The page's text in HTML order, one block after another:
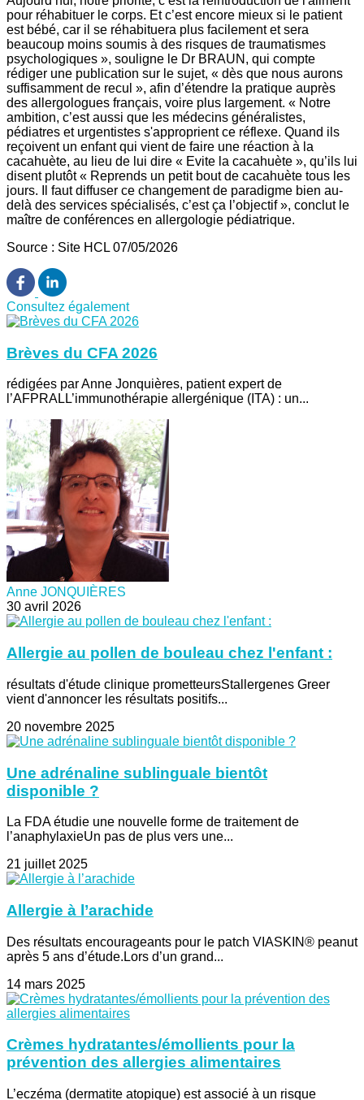
pour réhabituer le corps. Et c’est encore mieux si le patient
est bébé, car il se réhabituera plus facilement et sera
beaucoup moins soumis à des risques de traumatismes
psychologiques », souligne le Dr BRAUN, qui compte
rédiger une publication sur le sujet, « dès que nous aurons
suffisamment de recul », afin d’étendre la pratique auprès
des allergologues français, voire plus largement. « Notre
ambition, c’est aussi que les médecins généralistes,
pédiatres et urgentistes s'approprient ce réflexe. Quand ils
reçoivent un enfant qui vient de faire une réaction à la
cacahuète, au lieu de lui dire « Evite la cacahuète », qu’ils lui
disent plutôt « Reprends un petit bout de cacahuète tous les
jours. Il faut diffuser ce changement de paradigme bien au-
delà des services spécialisés, c’est ça l’objectif », conclut le
maître de conférences en allergologie pédiatrique.
Source : Site HCL 07/05/2026
Consultez également
Brèves du CFA 2026
rédigées par Anne Jonquières, patient expert de
l’AFPRALL’immunothérapie allergénique (ITA) : un...
Anne JONQUIÈRES
30 avril 2026
Allergie au pollen de bouleau chez l'enfant :
résultats d'étude clinique prometteursStallergenes Greer
vient d'annoncer les résultats positifs...
20 novembre 2025
Une adrénaline sublinguale bientôt
disponible ?
La FDA étudie une nouvelle forme de traitement de
l’anaphylaxieUn pas de plus vers une...
21 juillet 2025
Allergie à l’arachide
Des résultats encourageants pour le patch VIASKIN® peanut
après 5 ans d’étude.Lors d’un grand...
14 mars 2025
Crèmes hydratantes/émollients pour la
prévention des allergies alimentaires
L’eczéma (dermatite atopique) est associé à un risque